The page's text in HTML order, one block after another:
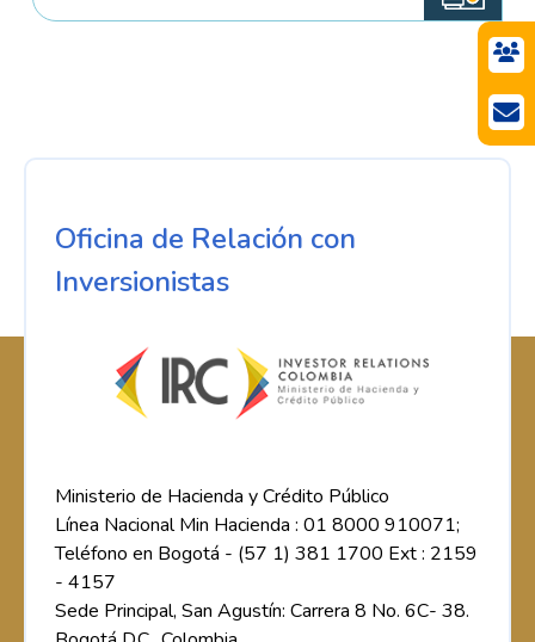
Oficina de Relación con
Inversionistas
Ministerio de Hacienda y Crédito Público
Línea Nacional Min Hacienda : 01 8000 910071;
Teléfono en Bogotá - (57 1) 381 1700 Ext : 2159
- 4157
Sede Principal, San Agustín: Carrera 8 No. 6C- 38.